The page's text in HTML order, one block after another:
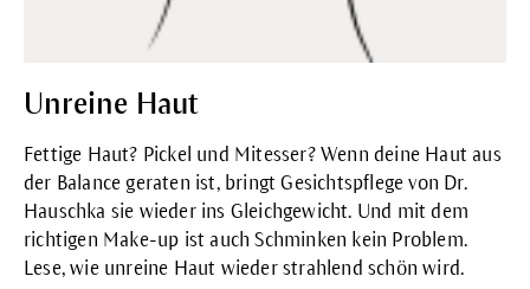
Unreine Haut
Fettige Haut? Pickel und Mitesser? Wenn deine Haut aus
der Balance geraten ist, bringt Gesichtspflege von Dr.
Hauschka sie wieder ins Gleichgewicht. Und mit dem
richtigen Make-up ist auch Schminken kein Problem.
Lese, wie unreine Haut wieder strahlend schön wird.